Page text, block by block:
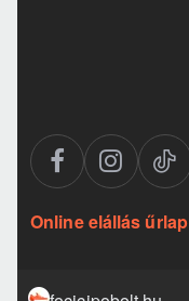
Online elállás űrlap